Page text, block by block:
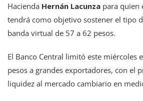
Hacienda Hernán Lacunza para quien
tendrá como objetivo sostener el tipo
banda virtual de 57 a 62 pesos.
El Banco Central limitó este miércoles
pesos a grandes exportadores, con el
liquidez al mercado cambiario en